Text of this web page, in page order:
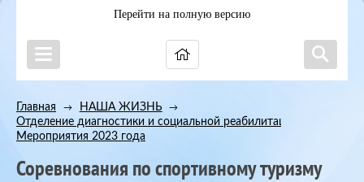
Перейти на полную версию
Главная → НАША ЖИЗНЬ →
Отделение диагностики и социальной реабилитации
Мероприятия 2023 года
Соревнования по спортивному туризму